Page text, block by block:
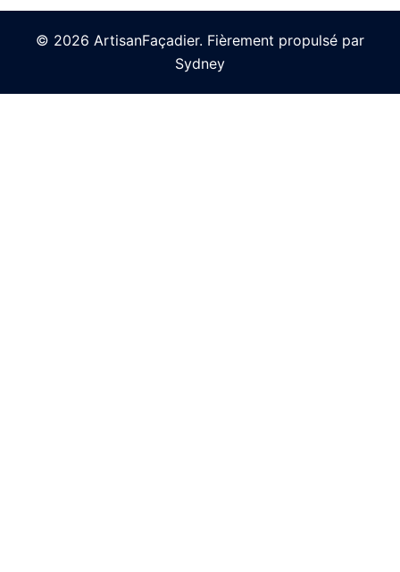
© 2026 ArtisanFaçadier. Fièrement propulsé par
Sydney